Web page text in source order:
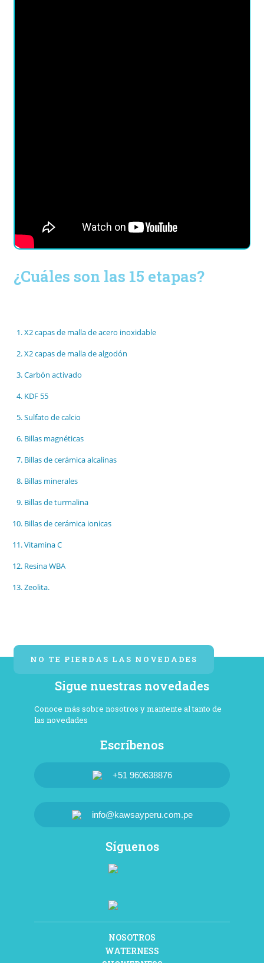
¿Cuáles son las 15 etapas?
X2 capas de malla de acero inoxidable
X2 capas de malla de algodón
Carbón activado
KDF 55
Sulfato de calcio
Billas magnéticas
Billas de cerámica alcalinas
Billas minerales
Billas de turmalina
Billas de cerámica ionicas
Vitamina C
Resina WBA
Zeolita.
NO TE PIERDAS LAS NOVEDADES
Sigue nuestras novedades
Conoce más sobre nosotros y mantente al tanto de
las novedades
Escríbenos
+51 960638876
info@kawsayperu.com.pe
Síguenos
NOSOTROS
WATERNESS